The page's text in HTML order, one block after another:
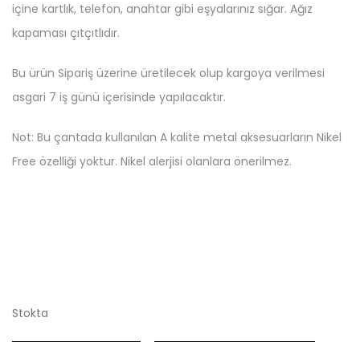
içine kartlık, telefon, anahtar gibi eşyalarınız sığar. Ağız
kapaması çıtçıtlıdır.
Bu ürün Sipariş üzerine üretilecek olup kargoya verilmesi
asgari 7 iş günü içerisinde yapılacaktır.
Not: Bu çantada kullanılan A kalite metal aksesuarların Nikel
Free özelliği yoktur. Nikel alerjisi olanlara önerilmez.
Stokta